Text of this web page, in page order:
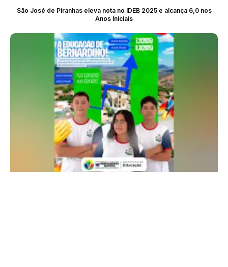
São José de Piranhas eleva nota no IDEB 2025 e alcança 6,0 nos
Anos Iniciais